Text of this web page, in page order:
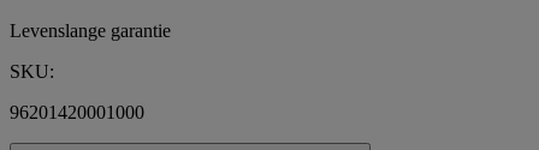
Levenslange garantie
SKU:
96201420001000